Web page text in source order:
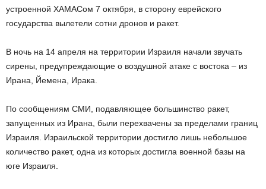
устроенной ХАМАСом 7 октября, в сторону еврейского
государства вылетели сотни дронов и ракет.
В ночь на 14 апреля на территории Израиля начали звучать
сирены, предупреждающие о воздушной атаке с востока – из
Ирана, Йемена, Ирака.
По сообщениям СМИ, подавляющее большинство ракет,
запущенных из Ирана, были перехвачены за пределами границ
Израиля. Израильской территории достигло лишь небольшое
количество ракет, одна из которых достигла военной базы на
юге Израиля.